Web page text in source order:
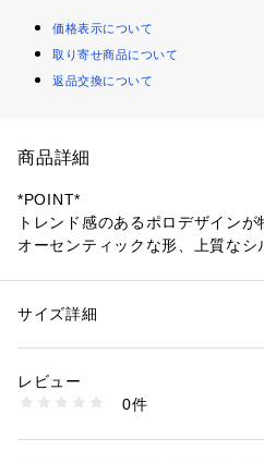
価格表示について
取り寄せ商品について
返品交換について
商品詳細
*POINT*
トレンド感のあるポロデザインが
オーセンティックな形、上質なシ
感も演出。
身体に沿うように馴染む、コンパ
性別：レディース
素材：絹56% コットン44%
洗濯：手洗い可
※詳しい洗濯方法については、商品の品
31430041030 （ショップ）
サイズ詳細
レビュー
0件